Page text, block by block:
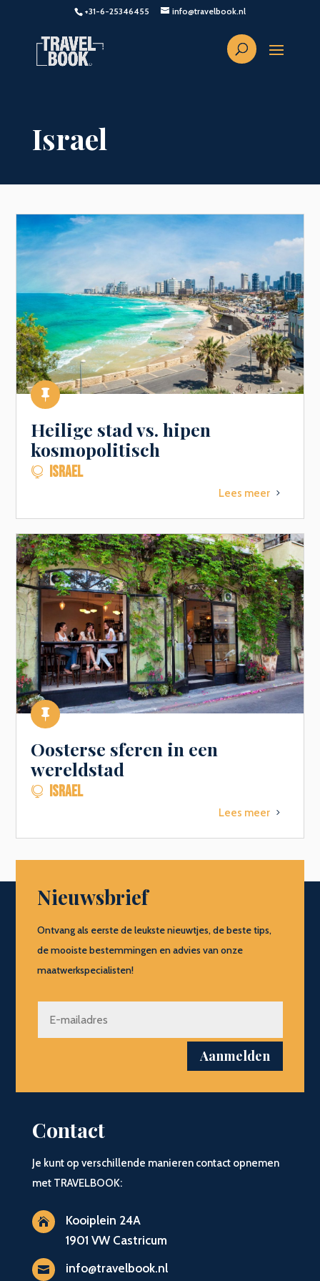
+31-6-25346455 info@travelbook.nl
Israel

Heilige stad vs. hipen
kosmopolitisch
 ISRAEL
Lees meer 5

Oosterse sferen in een
wereldstad
 ISRAEL
Lees meer 5
Nieuwsbrief
Ontvang als eerste de leukste nieuwtjes, de beste tips,
de mooiste bestemmingen en advies van onze
maatwerkspecialisten!
Aanmelden
Contact
Je kunt op verschillende manieren contact opnemen
met TRAVELBOOK:

Kooiplein 24A
1901 VW Castricum
 info@travelbook.nl